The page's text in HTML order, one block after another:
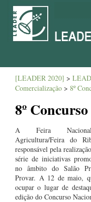
[LEADER 2020] >
Comercialização > 8º
8º
A Feira
Agricultura/Feira do
responsável pela
série de iniciativas
no âmbito do Salão
Provar. A 12 de maio,
ocupar o lugar de
edição do Concurso